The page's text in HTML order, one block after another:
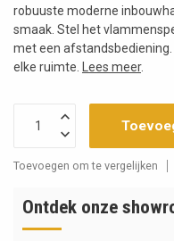
robuuste moderne
smaak. Stel het
met een
elke ruimte.
Lees meer.
Toevoegen om te vergelijken
Ontdek onze